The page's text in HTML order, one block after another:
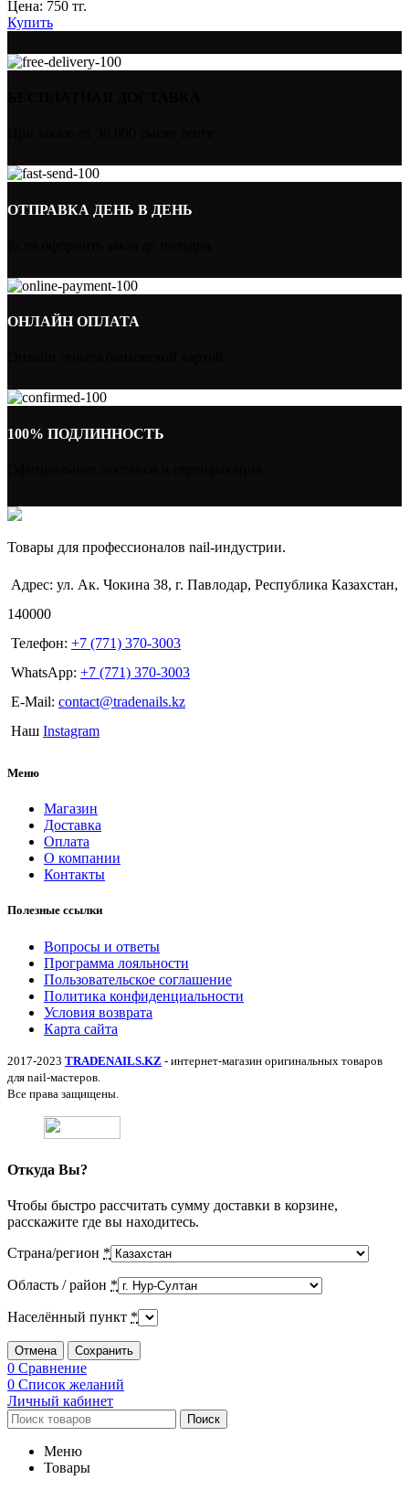
Цена: 750 тг.
Купить
ОТПРАВКА ДЕНЬ В ДЕНЬ
ОНЛАЙН ОПЛАТА
100% ПОДЛИННОСТЬ
Товары для профессионалов nail-индустрии.
Адрес: ул. Ак. Чокина 38, г. Павлодар, Республика Казахстан,
140000
Телефон: +7 (771) 370-3003
WhatsApp: +7 (771) 370-3003
E-Mail: contact@tradenails.kz
Наш Instagram
Меню
Магазин
Доставка
Оплата
О компании
Контакты
Полезные ссылки
Вопросы и ответы
Программа лояльности
Пользовательское соглашение
Политика конфиденциальности
Условия возврата
Карта сайта
2017-2023 TRADENAILS.KZ - интернет-магазин оригинальных товаров
для nail-мастеров.
Все права защищены.
Откуда Вы?
Чтобы быстро рассчитать сумму доставки в корзине,
расскажите где вы находитесь.
Страна/регион *
Область / район *
Населённый пункт *
Отмена Сохранить
0 Сравнение
0 Список желаний
Личный кабинет
Поиск
Меню
Товары